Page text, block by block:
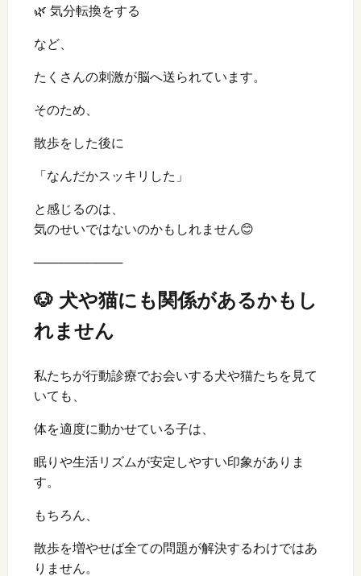
🌿 気分転換をする
など、
たくさんの刺激が脳へ送られています。
そのため、
散歩をした後に
「なんだかスッキリした」
と感じるのは、
気のせいではないのかもしれません😊
──────────
🐶 犬や猫にも関係があるかもし
れません
私たちが行動診療でお会いする犬や猫たちを見て
いても、
体を適度に動かせている子は、
眠りや生活リズムが安定しやすい印象がありま
す。
もちろん、
散歩を増やせば全ての問題が解決するわけではあ
りません。